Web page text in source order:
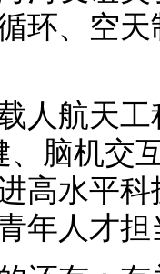
环、空
航天工
、脑机交
高水平
年人才